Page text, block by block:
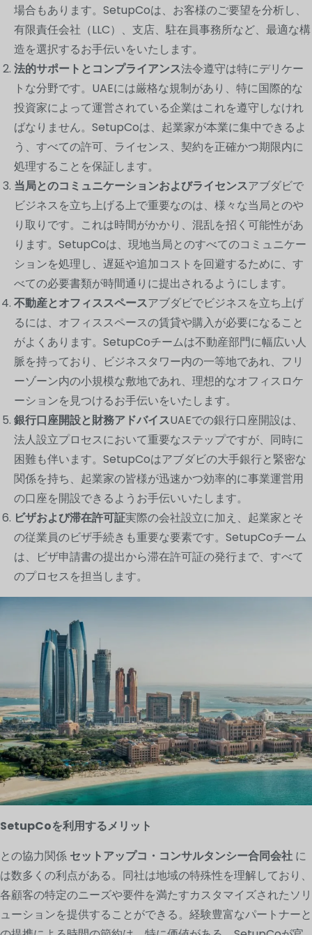
場合もあります。SetupCoは、お客様のご要望を分析し、
有限責任会社（LLC）、支店、駐在員事務所など、最適な構
造を選択するお手伝いをいたします。
法的サポートとコンプライアンス法令遵守は特にデリケー
トな分野です。UAEには厳格な規制があり、特に国際的な
投資家によって運営されている企業はこれを遵守しなけれ
ばなりません。SetupCoは、起業家が本業に集中できるよ
う、すべての許可、ライセンス、契約を正確かつ期限内に
処理することを保証します。
当局とのコミュニケーションおよびライセンスアブダビで
ビジネスを立ち上げる上で重要なのは、様々な当局とのや
り取りです。これは時間がかかり、混乱を招く可能性があ
ります。SetupCoは、現地当局とのすべてのコミュニケー
ションを処理し、遅延や追加コストを回避するために、す
べての必要書類が時間通りに提出されるようにします。
不動産とオフィススペースアブダビでビジネスを立ち上げ
るには、オフィススペースの賃貸や購入が必要になること
がよくあります。SetupCoチームは不動産部門に幅広い人
脈を持っており、ビジネスタワー内の一等地であれ、フリ
ーゾーン内の小規模な敷地であれ、理想的なオフィスロケ
ーションを見つけるお手伝いをいたします。
銀行口座開設と財務アドバイスUAEでの銀行口座開設は、
法人設立プロセスにおいて重要なステップですが、同時に
困難も伴います。SetupCoはアブダビの大手銀行と緊密な
関係を持ち、起業家の皆様が迅速かつ効率的に事業運営用
の口座を開設できるようお手伝いいたします。
ビザおよび滞在許可証実際の会社設立に加え、起業家とそ
の従業員のビザ手続きも重要な要素です。SetupCoチーム
は、ビザ申請書の提出から滞在許可証の発行まで、すべて
のプロセスを担当します。
SetupCoを利用するメリット
との協力関係 セットアップコ・コンサルタンシー合同会社 に
は数多くの利点がある。同社は地域の特殊性を理解しており、
各顧客の特定のニーズや要件を満たすカスタマイズされたソリ
ューションを提供することができる。経験豊富なパートナーと